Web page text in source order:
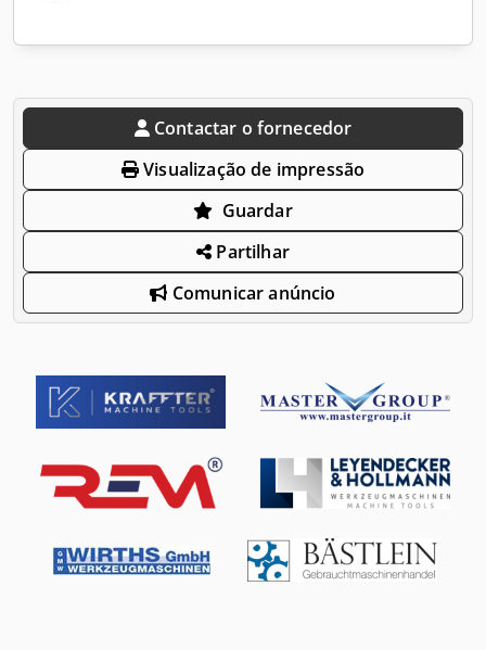
Contactar o fornecedor
Visualização de impressão
Guardar
Partilhar
Comunicar anúncio